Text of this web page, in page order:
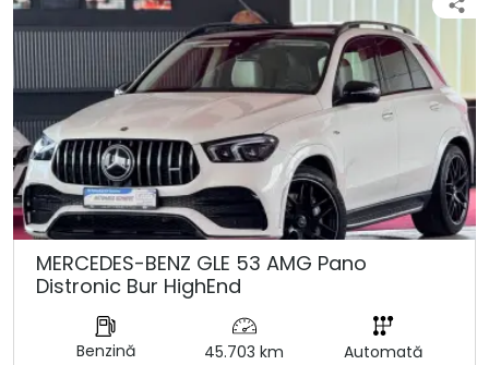
MERCEDES-BENZ GLE 53 AMG Pano
Distronic Bur HighEnd
Benzină 45.703 km Automată